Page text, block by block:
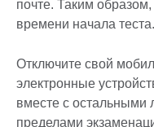
почте. Таким
времени начала теста.
Отключите свой
электронные
вместе с остальными
пределами